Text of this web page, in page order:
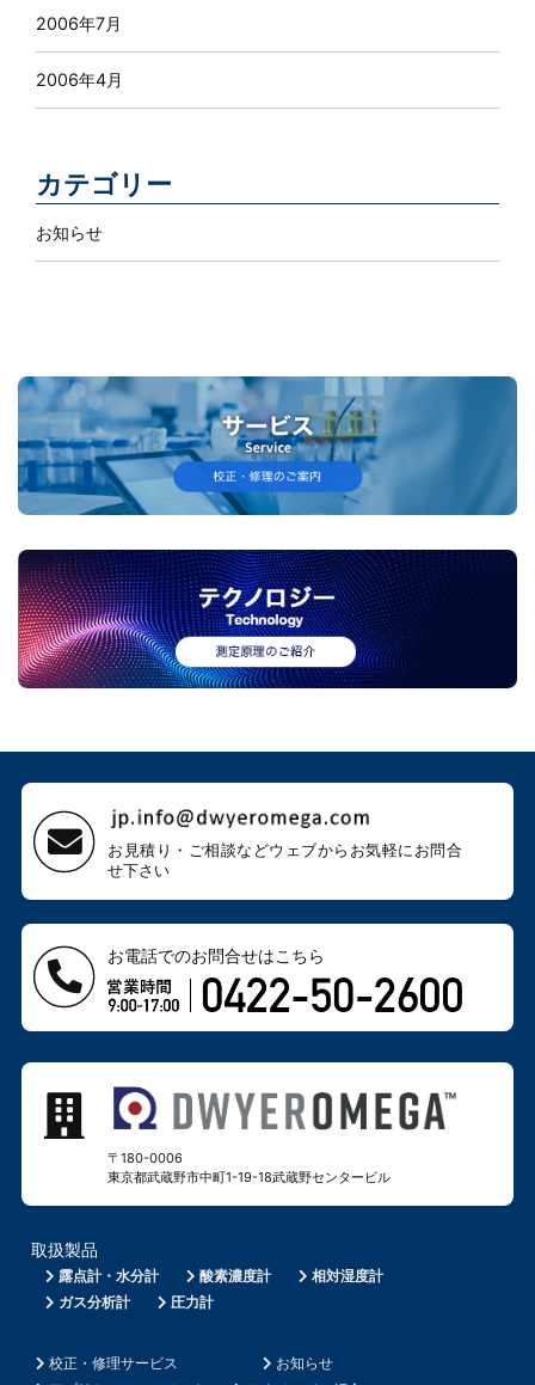
2006年7月
2006年4月
カテゴリー
お知らせ
お見積り・ご相談などウェブから お気軽にお問合
せ下さい
お電話でのお問合せはこちら
〒180-0006
東京都武蔵野市中町1-19-18武蔵野センタービル
取扱製品
露点計・水分計 酸素濃度計
相対湿度計
ガス分析計
圧力計
校正・修理サービス
お知らせ